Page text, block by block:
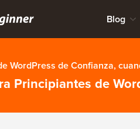
Blog
WordPress de Confianza,
Principiantes de